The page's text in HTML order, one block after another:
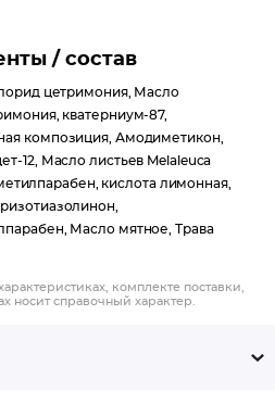
/ состав
цетримония, Масло
кватерниум-87,
композиция, Амодиметикон,
12, Масло листьев Melaleuca
кислота лимонная,
Масло мятное, Трава
комплекте поставки,
носит справочный характер.